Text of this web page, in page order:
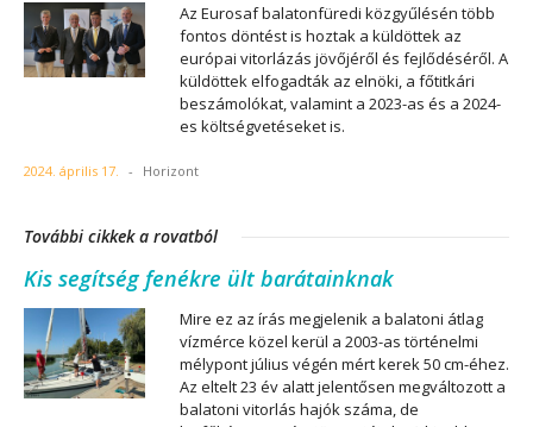
Az Eurosaf balatonfüredi közgyűlésén több
fontos döntést is hoztak a küldöttek az
európai vitorlázás jövőjéről és fejlődéséről. A
küldöttek elfogadták az elnöki, a főtitkári
beszámolókat, valamint a 2023-as és a 2024-
es költségvetéseket is.
2024. április 17. - Horizont
További cikkek a rovatból
Kis segítség fenékre ült barátainknak
Mire ez az írás megjelenik a balatoni átlag
vízmérce közel kerül a 2003-as történelmi
mélypont július végén mért kerek 50 cm-éhez.
Az eltelt 23 év alatt jelentősen megváltozott a
balatoni vitorlás hajók száma, de